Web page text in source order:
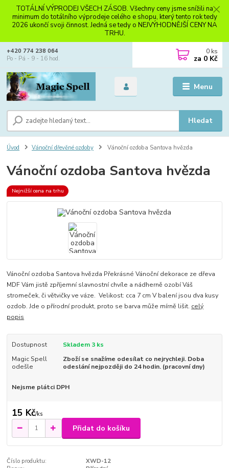
TOTÁLNÍ VÝPRODEJ VŠECH ZÁSOB. Všechny ceny jsme snížili na
minimum do totálního výprodeje celého e shopu, který tento rok tedy
2026 ukončí svoji činnost. Jedná se tedy o NEJVÝHODNĚJŠÍ CENY NA
TRHU.
Menu
Hledat
+420 774 238 064
Po - Pá - 9 - 16 hod.
0 ks
za 0 Kč
Úvod Vánoční dřevěné ozdoby Vánoční ozdoba Santova hvězda
Vánoční ozdoba Santova hvězda
Nejnižší cena na trhu
Vánoční ozdoba Santova hvězda Překrásné Vánoční dekorace ze dřeva
MDF Vám jistě zpříjemní slavnostní chvíle a nádherně ozobí Váš
stromeček, či větvičky ve váze. Velikost: cca 7 cm V balení jsou dva kusy
ozdob. Jde o přírodní produkt, proto se barva může mírně lišit. celý
popis
Dostupnost
Skladem 3 ks
Magic Spell
odešle
Zboží se snažíme odesílat co nejrychleji. Doba
odeslání nejpozději do 24 hodin. (pracovní dny)
Nejsme plátci DPH
15 Kč/ks
Přidat do košíku
Číslo produktu:
XWD-12